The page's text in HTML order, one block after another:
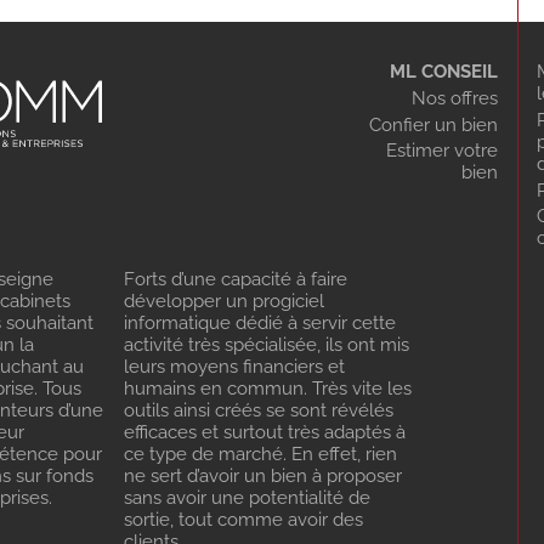
ML CONSEIL
Nos offres
Confier un bien
Estimer votre
bien
souhaitant
la
au
Tous
d’une
pour
sur fonds
Forts d’une capacité à faire
développer un progiciel
informatique dédié à servir cette
activité très spécialisée, ils ont mis
leurs moyens financiers et
humains en commun. Très vite les
outils ainsi créés se sont révélés
efficaces et surtout très adaptés à
ce type de marché. En effet, rien
ne sert d’avoir un bien à proposer
sans avoir une potentialité de
sortie, tout comme avoir des